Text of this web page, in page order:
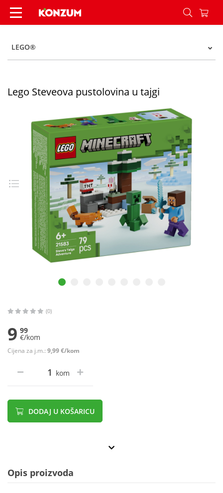
Lego Steveova pustolovina u tajgi - Konzum
LEGO®
Lego Steveova pustolovina u tajgi
(0)
9 99
€/kom
Cijena za j.m.: 9,99 €/kom
kom
DODAJ U KOŠARICU
Opis proizvoda